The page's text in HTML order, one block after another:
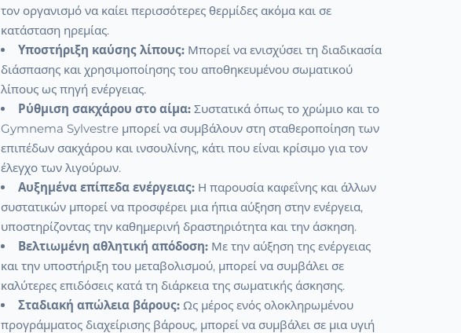
τον οργανισμό να καίει περισσότερες θερμίδες ακόμα και σε
κατάσταση ηρεμίας.
Υποστήριξη καύσης λίπους:Μπορεί να ενισχύσει τη διαδικασία
διάσπασης και χρησιμοποίησης του αποθηκευμένου σωματικού
λίπους ως πηγή ενέργειας.
Ρύθμιση σακχάρου στο αίμα:Συστατικά όπως το χρώμιο και το
Gymnema Sylvestre μπορεί να συμβάλουν στη σταθεροποίηση των
επιπέδων σακχάρου και ινσουλίνης, κάτι που είναι κρίσιμο για τον
έλεγχο των λιγούρων.
Αυξημένα επίπεδα ενέργειας:Η παρουσία καφεΐνης και άλλων
συστατικών μπορεί να προσφέρει μια ήπια αύξηση στην ενέργεια,
υποστηρίζοντας την καθημερινή δραστηριότητα και την άσκηση.
Βελτιωμένη αθλητική απόδοση:Με την αύξηση της ενέργειας
και την υποστήριξη του μεταβολισμού, μπορεί να συμβάλει σε
καλύτερες επιδόσεις κατά τη διάρκεια της σωματικής άσκησης.
Σταδιακή απώλεια βάρους:Ως μέρος ενός ολοκληρωμένου
προγράμματος διαχείρισης βάρους, μπορεί να συμβάλει σε μια υγιή